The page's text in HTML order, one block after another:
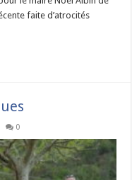
faite d’atrocités
0